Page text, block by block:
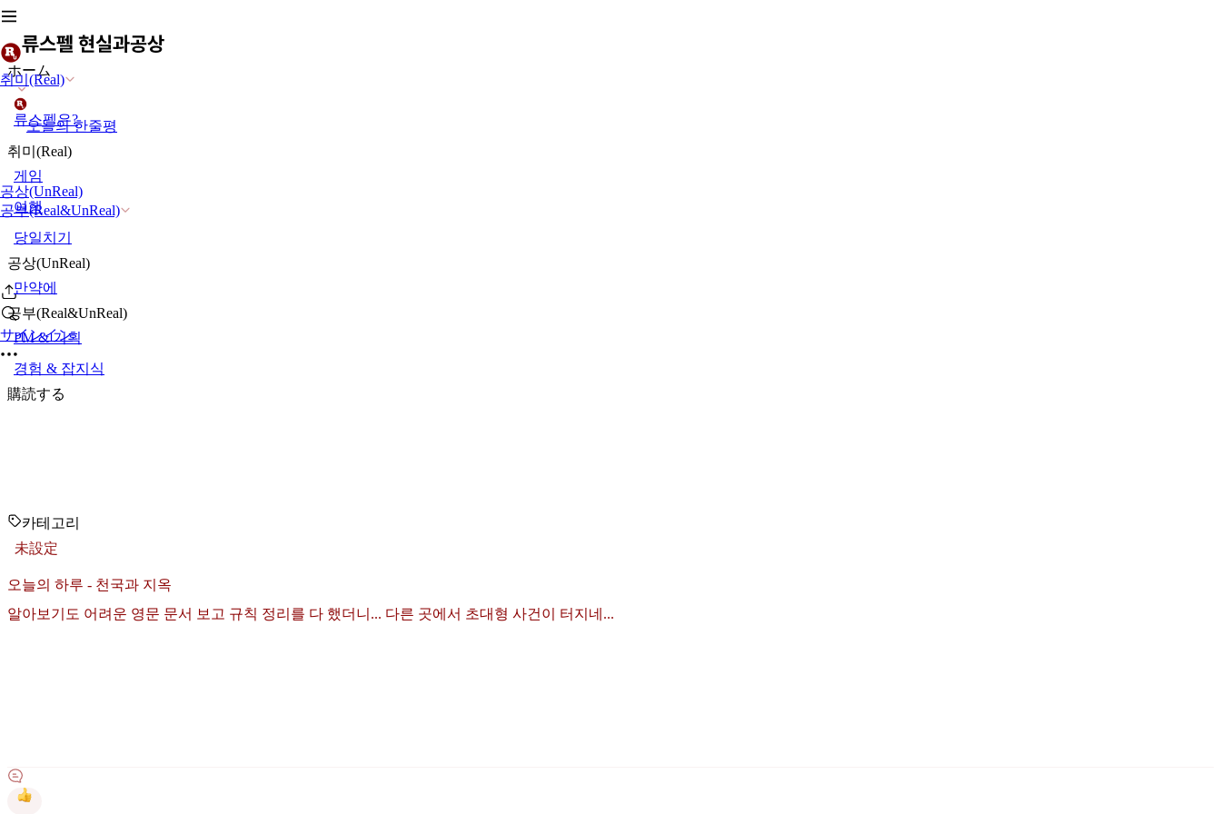
취미(Real)
공상(UnReal)
공부(Real&UnReal)
サインイン
ホーム
류스펠은?
오늘의 한줄평
취미(Real)
게임
여행
당일치기
공상(UnReal)
만약에
공부(Real&UnReal)
PM & 기획
경험 & 잡지식
購読する
카테고리
未設定
오늘의 하루 - 천국과 지옥
알아보기도 어려운 영문 문서 보고 규칙 정리를 다 했더니... 다른 곳에서 초대형 사건이 터지네...